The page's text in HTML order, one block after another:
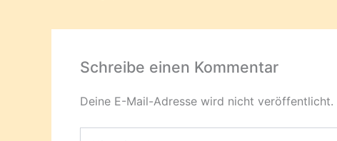
Schreibe einen Kommentar
Deine E-Mail-Adresse wird nicht veröffentlicht.